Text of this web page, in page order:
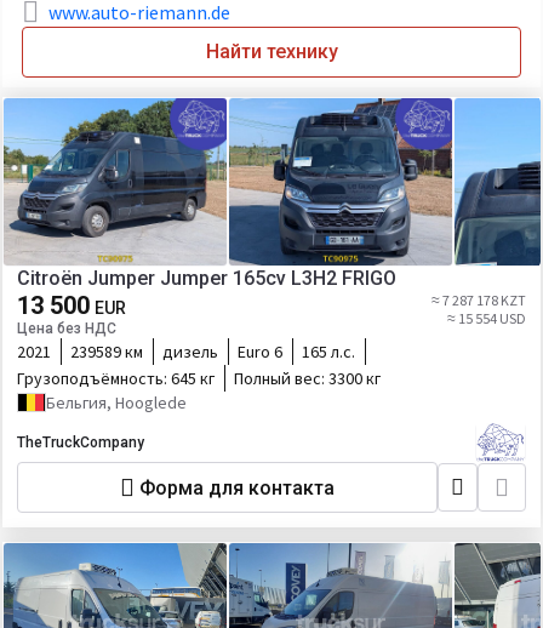
www.auto-riemann.de
Найти технику
Citroën Jumper Jumper 165cv L3H2 FRIGO
13 500 EUR
Цена без НДС
≈ 7 287 178 KZT
≈ 15 554 USD
2021 239589 км дизель Euro 6
165 л.с.
Грузоподъёмность: 645 кг Полный вес: 3300 кг
Бельгия, Hooglede
TheTruckCompany
Форма для контакта